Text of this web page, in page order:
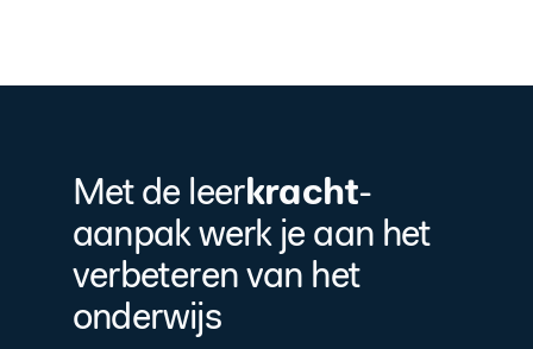
Met de leerkracht-
aanpak werk je aan het
verbeteren van het
onderwijs